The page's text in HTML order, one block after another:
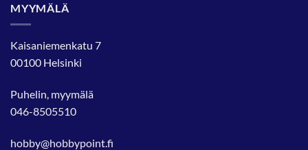
MYYMÄLÄ
Kaisaniemenkatu 7
00100 Helsinki
Puhelin, myymälä
046-8505510
hobby@hobbypoint.fi